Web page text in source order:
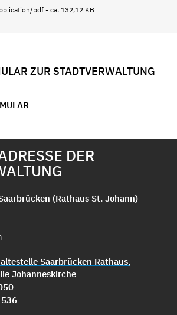
pdf - ca. 132,12 KB
ZUR STADTVERWALTUNG
DER
(Rathaus St. Johann)
Saarbrücken Rathaus,
Johanneskirche